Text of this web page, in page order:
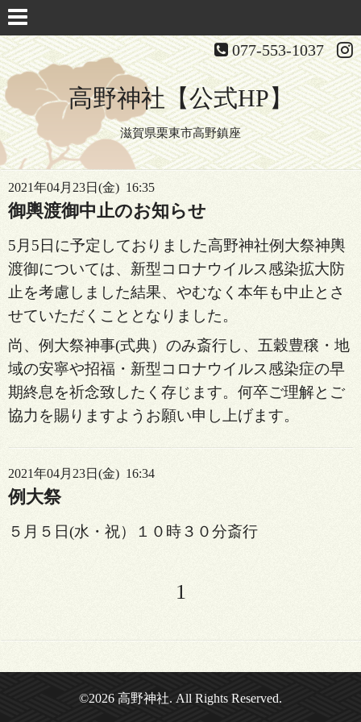
077-553-1037
高野神社【公式HP】
滋賀県栗東市高野鎮座
2021年04月23日(金) 16:35
御輿渡御中止のお知らせ
5月5日に予定しておりました高野神社例大祭神輿
渡御については、新型コロナウイルス感染拡大防
止を考慮しました結果、やむなく本年も中止とさ
せていただくこととなりました。
尚、例大祭神事(式典）のみ斎行し、五穀豊穣・地
域の安寧や招福・新型コロナウイルス感染症の早
期終息を祈念致したく存じます。何卒ご理解とご
協力を賜りますようお願い申し上げます。
2021年04月23日(金) 16:34
例大祭
５月５日(水・祝）１０時３０分斎行
1
©2026 高野神社. All Rights Reserved.